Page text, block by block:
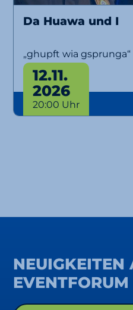
Da Huawa und I
„ghupft wia gsprunga“
12.11.
2026
20:00 Uhr
NEUIGKEITEN